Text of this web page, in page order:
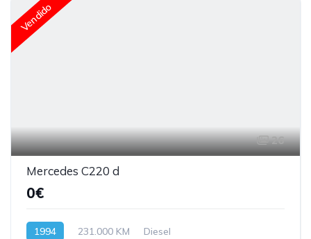
Vendido
26
Mercedes C220 d
0€
1994 231.000 KM Diesel